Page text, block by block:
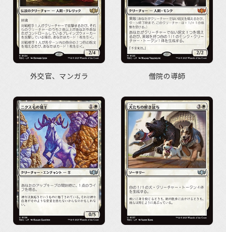
外交官、マンガラ 僧院の導師